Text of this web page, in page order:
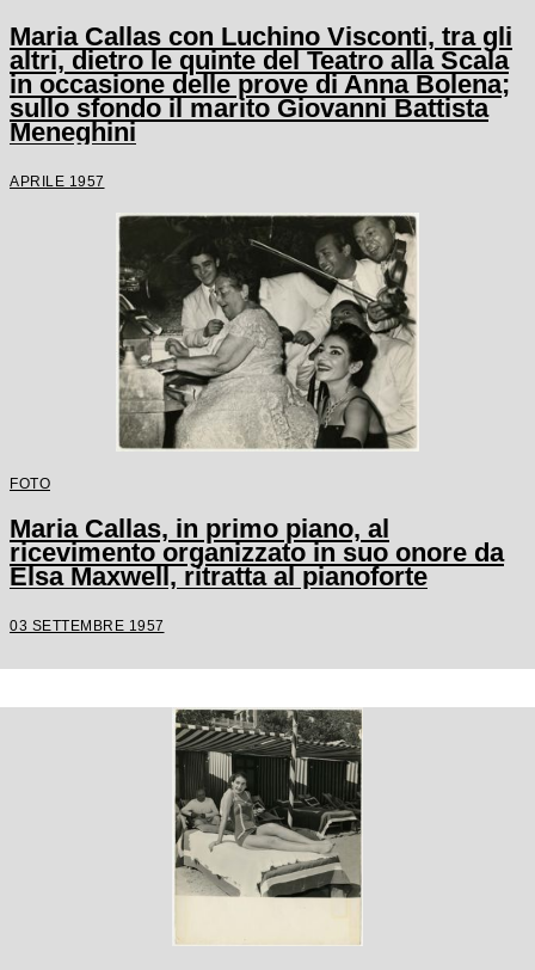
Maria Callas con Luchino Visconti, tra gli
altri, dietro le quinte del Teatro alla Scala
in occasione delle prove di Anna Bolena;
sullo sfondo il marito Giovanni Battista
Meneghini
APRILE 1957
FOTO
Maria Callas, in primo piano, al
ricevimento organizzato in suo onore da
Elsa Maxwell, ritratta al pianoforte
03 SETTEMBRE 1957